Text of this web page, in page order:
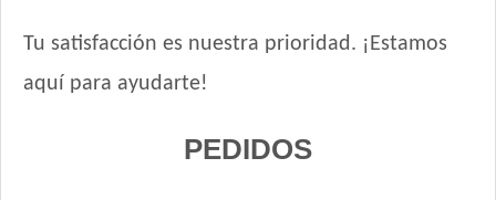
Jager Perro Adulto
Jaspe Premium Perro Adulto Mordida Pequeña
Tu satisfacción es nuestra prioridad. ¡Estamos
aquí para ayudarte!
PEDIDOS